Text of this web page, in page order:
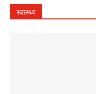
स्वास्थ्य